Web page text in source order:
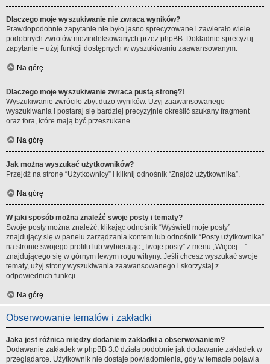
Dlaczego moje wyszukiwanie nie zwraca wyników?
Prawdopodobnie zapytanie nie było jasno sprecyzowane i zawierało wiele
podobnych zwrotów niezindeksowanych przez phpBB. Dokładnie sprecyzuj
zapytanie – użyj funkcji dostępnych w wyszukiwaniu zaawansowanym.
Na górę
Dlaczego moje wyszukiwanie zwraca pustą stronę?!
Wyszukiwanie zwróciło zbyt dużo wyników. Użyj zaawansowanego
wyszukiwania i postaraj się bardziej precyzyjnie określić szukany fragment
oraz fora, które mają być przeszukane.
Na górę
Jak można wyszukać użytkowników?
Przejdź na stronę “Użytkownicy” i kliknij odnośnik “Znajdź użytkownika”.
Na górę
W jaki sposób można znaleźć swoje posty i tematy?
Swoje posty można znaleźć, klikając odnośnik “Wyświetl moje posty”
znajdujący się w panelu zarządzania kontem lub odnośnik “Posty użytkownika”
na stronie swojego profilu lub wybierając „Twoje posty” z menu „Więcej…”
znajdującego się w górnym lewym rogu witryny. Jeśli chcesz wyszukać swoje
tematy, użyj strony wyszukiwania zaawansowanego i skorzystaj z
odpowiednich funkcji.
Na górę
Obserwowanie tematów i zakładki
Jaka jest różnica między dodaniem zakładki a obserwowaniem?
Dodawanie zakładek w phpBB 3.0 działa podobnie jak dodawanie zakładek w
przeglądarce. Użytkownik nie dostaje powiadomienia, gdy w temacie pojawia